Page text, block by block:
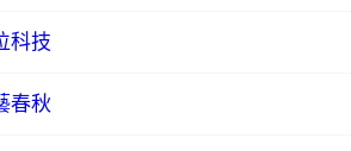
科技
春秋